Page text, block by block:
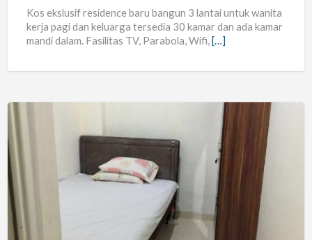
Kos ekslusif residence baru bangun 3 lantai untuk wanita
kerja pagi dan keluarga tersedia 30 kamar dan ada kamar
mandi dalam. Fasilitas TV, Parabola, Wifi,[…]
Kost
Baru
di
Dwiwarna
Kamar
Mandi